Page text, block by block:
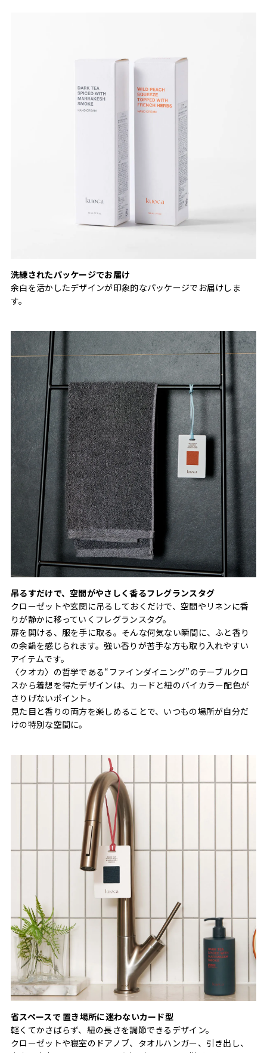
洗練されたパッケージでお届け
余白を活かしたデザインが印象的なパッケージでお届けしま
す。
吊るすだけで、空間がやさしく香るフレグランスタグ
クローゼットや玄関に吊るしておくだけで、空間やリネンに香
りが静かに移っていくフレグランスタグ。
扉を開ける、服を手に取る。そんな何気ない瞬間に、ふと香り
の余韻を感じられます。強い香りが苦手な方も取り入れやすい
アイテムです。
〈クオカ〉の哲学である“ファインダイニング”のテーブルクロ
スから着想を得たデザインは、カードと紐のバイカラー配色が
さりげないポイント。
見た目と香りの両方を楽しめることで、いつもの場所が自分だ
けの特別な空間に。
省スペースで 置き場所に迷わないカード型
軽くてかさばらず、紐の長さを調節できるデザイン。
クローゼットや寝室のドアノブ、タオルハンガー、引き出し、